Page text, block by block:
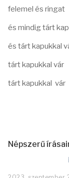
felemel és ringat
és mindig tárt
és tárt kapukkal
tárt kapukkal vár
tárt kapukkal vár
Népszerű